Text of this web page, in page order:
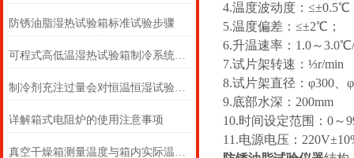
防锈油脂湿热试验箱标准试验步骤
可程式高低温湿热试验箱制冷系统的运行调整
制冷剂充注过量会对恒温恒湿试验箱的压缩机造成哪些影响
详解箱式电阻炉的使用注意事项
真空干燥箱测量温度与箱内实际温度有误差应如何修正
4.温度波动度：≤±0.5℃
5.温度偏差：≤±2℃；
6.升温速率：1.0～
7.试片架转速：⅓r/min
8.试片架直径：φ300、
9.底部水深：200mm
10.时间设定范围：0～
11.电源电压：